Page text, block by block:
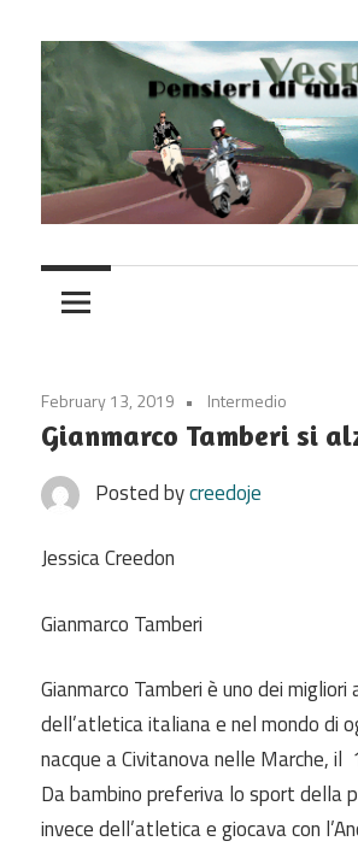
to
content
Vespa
February 13, 2019 Intermedio
Gianmarco Tamberi si
Posted bycreedoje
Jessica Creedon
Gianmarco Tamberi
Gianmarco Tamberi è uno dei
dell’atletica italiana e nel mondo di
nacque a Civitanova nelle Marche, il
Da bambino preferiva lo sport della
invece dell’atletica e giocava con